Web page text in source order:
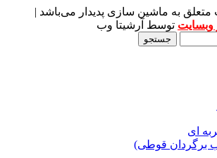
به ماشین سازی پدیدار می‌باشد |
وبسایت توسط آرشیتا وب
جستجو
ای
برگردان قوطی)